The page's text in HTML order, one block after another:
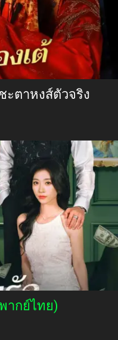
ะตาหงส์ตัวจริง
ากย์ไทย)